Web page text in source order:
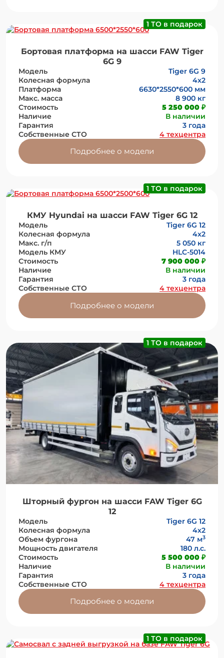
1 ТО в подарок
Бортовая платформа на шасси FAW Tiger
6G 9
Модель
Tiger 6G 9
Колесная формула
4x2
Платформа
6630*2550*600 мм
Макс. масса
8 900 кг
Стоимость
5 250 000 ₽
Наличие
В наличии
Гарантия
3 года
Собственные СТО
4 техцентра
Подробнее о модели
1 ТО в подарок
КМУ Hyundai на шасси FAW Tiger 6G 12
Модель
Tiger 6G 12
Колесная формула
4x2
Макс. г/п
5 050 кг
Модель КМУ
HLC-5014
Стоимость
7 900 000 ₽
Наличие
В наличии
Гарантия
3 года
Собственные СТО
4 техцентра
Подробнее о модели
1 ТО в подарок
Шторный фургон на шасси FAW Tiger 6G
12
Модель
Tiger 6G 12
Колесная формула
4х2
Объем фургона
47 м3
Мощность двигателя
180 л.с.
Стоимость
5 500 000 ₽
Наличие
В наличии
Гарантия
3 года
Собственные СТО
4 техцентра
Подробнее о модели
1 ТО в подарок